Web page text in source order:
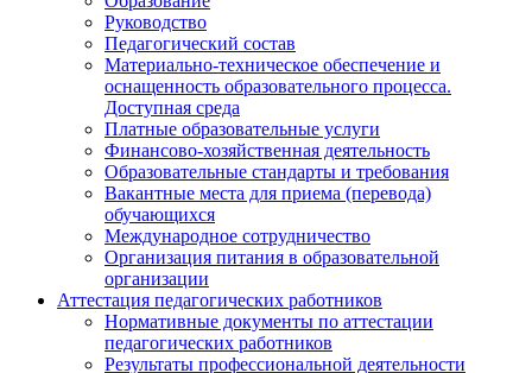
Руководство
Педагогический состав
Материально-техническое обеспечение и
оснащенность образовательного процесса.
Доступная среда
Платные образовательные услуги
Финансово-хозяйственная деятельность
Образовательные стандарты и требования
Вакантные места для приема (перевода)
обучающихся
Международное сотрудничество
Организация питания в образовательной
организации
Аттестация педагогических работников
Нормативные документы по аттестации
педагогических работников
Результаты профессиональной деятельности